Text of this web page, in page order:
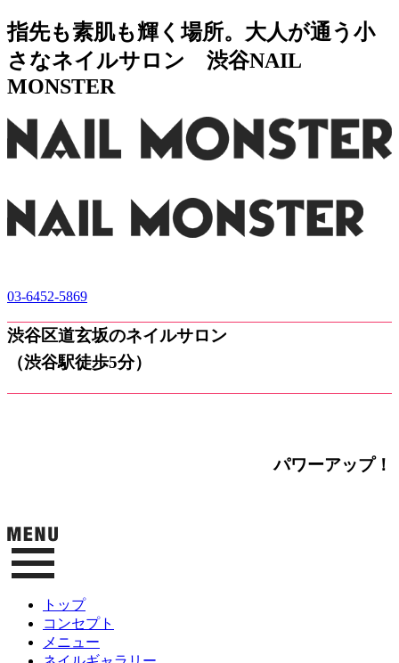
指先も素肌も輝く場所。大人が通う小
さなネイルサロン 渋谷NAIL
MONSTER
03-6452-5869
渋谷区道玄坂のネイルサロン
（渋谷駅徒歩5分）
パワーアップ！
トップ
コンセプト
メニュー